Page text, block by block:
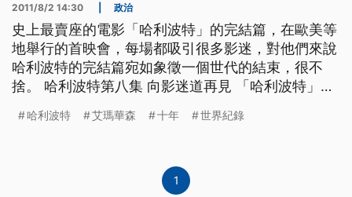
2011/8/2 14:30 政治
史上最賣座的電影「哈利波特」的完結篇，在歐美等
地舉行的首映會，每場都吸引很多影迷，對他們來說
哈利波特的完結篇宛如象徵一個世代的結束，很不
捨。 哈利波特第八集 向影迷道再見 「哈利波特」第
廣場舉行全球首映會，吸引了來自世界各地的麻瓜們
大合照。同樣盛大的場面
哈利波特 艾瑪華森 十年 世界紀錄
1